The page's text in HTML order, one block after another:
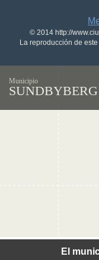
© 2014 http://
La reproducción de
Municipio
SUNDBYBERG
El